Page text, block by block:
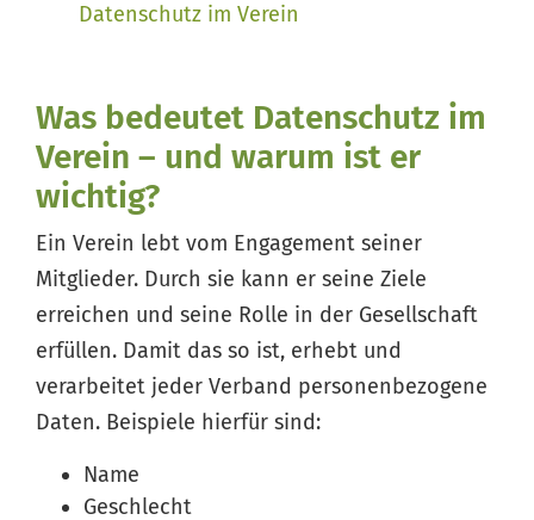
Datenschutz im Verein
Was bedeutet Datenschutz im
Verein – und warum ist er
wichtig?
Ein Verein lebt vom Engagement seiner
Mitglieder. Durch sie kann er seine Ziele
erreichen und seine Rolle in der Gesellschaft
erfüllen. Damit das so ist, erhebt und
verarbeitet jeder Verband personenbezogene
Daten. Beispiele hierfür sind:
Name
Geschlecht